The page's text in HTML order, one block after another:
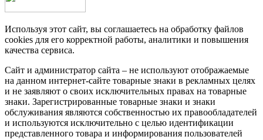
Используя этот сайт, вы соглашаетесь на обработку файлов
cookies для его корректной работы, аналитики и повышения
качества сервиса.
Сайт и администратор сайта – не используют отображаемые
на данном интернет-сайте товарные знаки в рекламных целях
и не заявляют о своих исключительных правах на товарные
знаки. Зарегистрированные товарные знаки и знаки
обслуживания являются собственностью их правообладателей
и используются исключительно с целью идентификации
представленного товара и информирования пользователей